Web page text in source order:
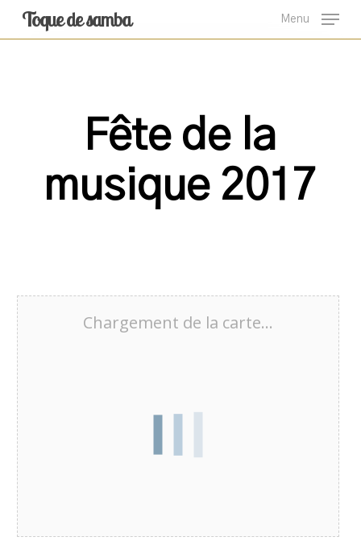
Toque de samba Menu
Fête de la
musique 2017
Chargement de la carte…